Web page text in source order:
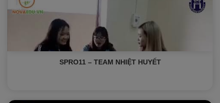
SPRO11 – TEAM NHIỆT HUYẾT